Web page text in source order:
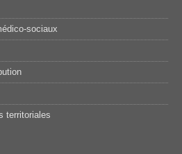
sociaux
territoriales